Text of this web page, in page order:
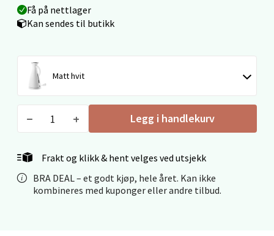
Få på nettlager
Kan sendes til butikk
Matt hvit
Legg i handlekurv
Frakt og klikk & hent velges ved utsjekk
BRA DEAL – et godt kjøp, hele året. Kan ikke
kombineres med kuponger eller andre tilbud.
0 i butikk
Bergen - Oasen Senter
Folke Bernadottes vei 52, 5147 Fyllingsdalen